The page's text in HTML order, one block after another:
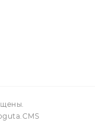
CMS